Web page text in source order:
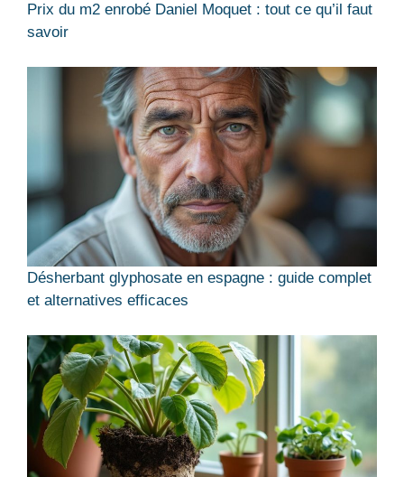
Prix du m2 enrobé Daniel Moquet : tout ce qu’il faut
savoir
Désherbant glyphosate en espagne : guide complet
et alternatives efficaces